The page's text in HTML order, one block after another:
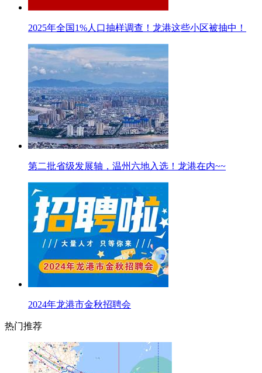
2025年全国1%人口抽样调查！龙港这些小区被抽中！
第二批省级发展轴，温州六地入选！龙港在内~~
2024年龙港市金秋招聘会
热门推荐